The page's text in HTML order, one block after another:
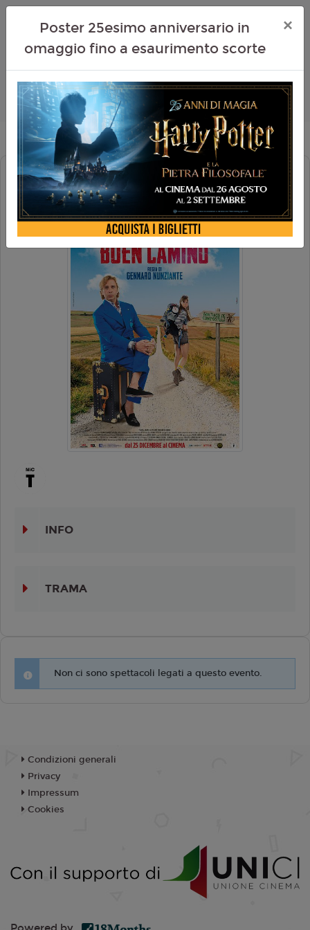
BUEN CAMINO
INFO
TRAMA
Non ci sono spettacoli legati a questo evento.
Poster 25esimo anniversario in
omaggio fino a esaurimento scorte
×
Condizioni generali
Privacy
Impressum
Cookies